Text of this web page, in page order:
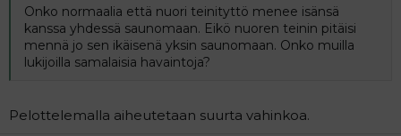
Onko normaalia että nuori teinityttö menee isänsä
kanssa yhdessä saunomaan. Eikö nuoren teinin pitäisi
mennä jo sen ikäisenä yksin saunomaan. Onko muilla
lukijoilla samalaisia havaintoja?
Pelottelemalla aiheutetaan suurta vahinkoa.